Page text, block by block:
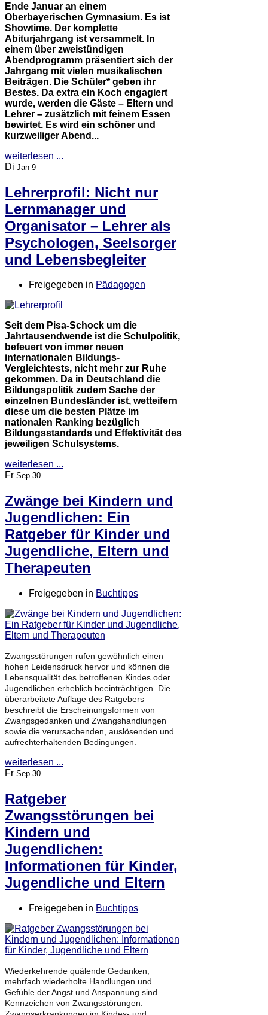
Ende Januar an einem
Oberbayerischen Gymnasium. Es ist
Showtime. Der komplette
Abiturjahrgang ist versammelt. In
einem über zweistündigen
Abendprogramm präsentiert sich der
Jahrgang mit vielen musikalischen
Beiträgen. Die Schüler* geben ihr
Bestes. Da extra ein Koch engagiert
wurde, werden die Gäste – Eltern und
Lehrer – zusätzlich mit feinem Essen
bewirtet. Es wird ein schöner und
kurzweiliger Abend...
weiterlesen ...
Di Jan 9
Lehrerprofil: Nicht nur
Lernmanager und
Organisator – Lehrer als
Psychologen, Seelsorger
und Lebensbegleiter
Freigegeben in Pädagogen
Seit dem Pisa-Schock um die
Jahrtausendwende ist die Schulpolitik,
befeuert von immer neuen
internationalen Bildungs-
Vergleichtests, nicht mehr zur Ruhe
gekommen. Da in Deutschland die
Bildungspolitik zudem Sache der
einzelnen Bundesländer ist, wetteifern
diese um die besten Plätze im
nationalen Ranking bezüglich
Bildungsstandards und Effektivität des
jeweiligen Schulsystems.
weiterlesen ...
Fr Sep 30
Zwänge bei Kindern und
Jugendlichen: Ein
Ratgeber für Kinder und
Jugendliche, Eltern und
Therapeuten
Freigegeben in Buchtipps
Zwangsstörungen rufen gewöhnlich einen
hohen Leidensdruck hervor und können die
Lebensqualität des betroffenen Kindes oder
Jugendlichen erheblich beeinträchtigen. Die
überarbeitete Auflage des Ratgebers
beschreibt die Erscheinungsformen von
Zwangsgedanken und Zwangshandlungen
sowie die verursachenden, auslösenden und
aufrechterhaltenden Bedingungen.
weiterlesen ...
Fr Sep 30
Ratgeber
Zwangsstörungen bei
Kindern und
Jugendlichen:
Informationen für Kinder,
Jugendliche und Eltern
Freigegeben in Buchtipps
Wiederkehrende quälende Gedanken,
mehrfach wiederholte Handlungen und
Gefühle der Angst und Anspannung sind
Kennzeichen von Zwangsstörungen.